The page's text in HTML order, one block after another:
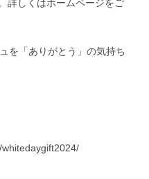
詳しくはホームページをご
を「ありがとう」の気持ち